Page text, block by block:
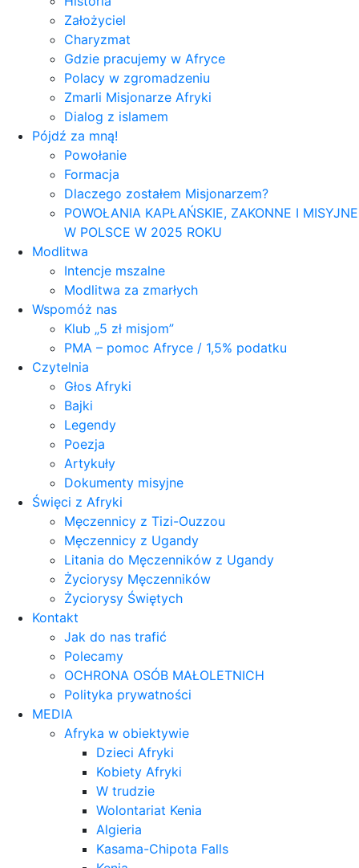
Założyciel
Charyzmat
Gdzie pracujemy w Afryce
Polacy w zgromadzeniu
Zmarli Misjonarze Afryki
Dialog z islamem
Pójdź za mną!
Powołanie
Formacja
Dlaczego zostałem Misjonarzem?
POWOŁANIA KAPŁAŃSKIE, ZAKONNE I MISYJNE
W POLSCE W 2025 ROKU
Modlitwa
Intencje mszalne
Modlitwa za zmarłych
Wspomóż nas
Klub „5 zł misjom”
PMA – pomoc Afryce / 1,5% podatku
Czytelnia
Głos Afryki
Bajki
Legendy
Poezja
Artykuły
Dokumenty misyjne
Święci z Afryki
Męczennicy z Tizi-Ouzzou
Męczennicy z Ugandy
Litania do Męczenników z Ugandy
Życiorysy Męczenników
Życiorysy Świętych
Kontakt
Jak do nas trafić
Polecamy
OCHRONA OSÓB MAŁOLETNICH
Polityka prywatności
MEDIA
Afryka w obiektywie
Dzieci Afryki
Kobiety Afryki
W trudzie
Wolontariat Kenia
Algieria
Kasama-Chipota Falls